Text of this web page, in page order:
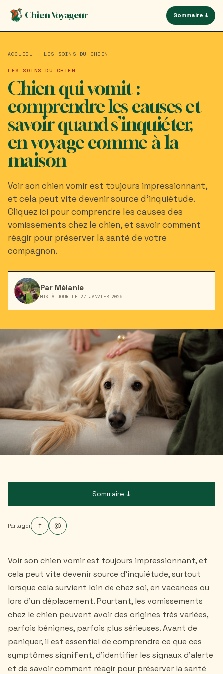
contenu
Chien Voyageur Sommaire ↓
ACCUEIL · LES SOINS DU CHIEN
LES SOINS DU CHIEN
Chien qui vomit :
comprendre les causes et
savoir quand s’inquiéter,
en voyage comme à la
maison
Voir son chien vomir est toujours impressionnant,
et cela peut vite devenir source d’inquiétude.
Cliquez ici pour comprendre les causes des
vomissements chez le chien, et savoir comment
réagir pour préserver la santé de votre
compagnon.
Par Mélanie
MIS À JOUR LE 27 JANVIER 2026
Sommaire ↓
Partager f @
Voir son chien vomir est toujours impressionnant, et
cela peut vite devenir source d’inquiétude, surtout
lorsque cela survient loin de chez soi, en vacances ou
lors d’un déplacement. Pourtant, les vomissements
chez le chien peuvent avoir des origines très variées,
parfois bénignes, parfois plus sérieuses. Avant de
paniquer, il est essentiel de comprendre ce que ces
symptômes signifient, d’identifier les signaux d’alerte
et de savoir comment réagir pour préserver la santé